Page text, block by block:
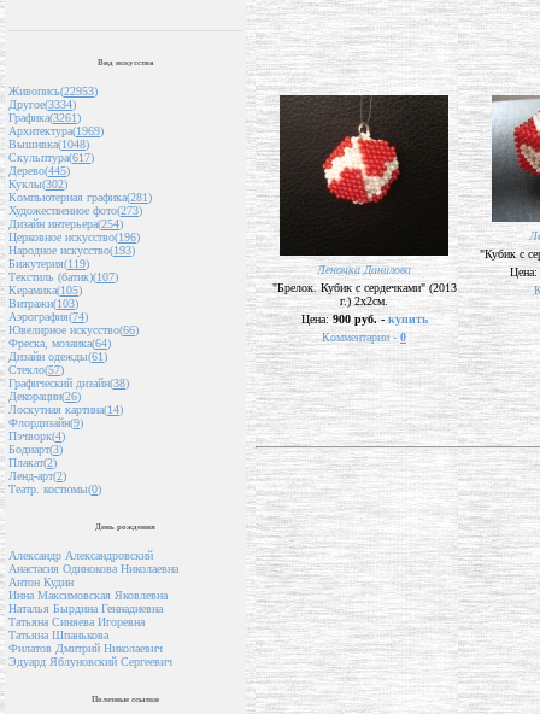
Вид искусства
Живопись(22953)
Другое(3334)
Графика(3261)
Архитектура(1969)
Вышивка(1048)
Скульптура(617)
Дерево(445)
Куклы(302)
Компьютерная графика(281)
Художественное фото(273)
Дизайн интерьера(254)
Церковное искусство(196)
Народное искусство(193)
Бижутерия(119)
Текстиль (батик)(107)
Керамика(105)
Витражи(103)
Аэрография(74)
Ювелирное искусство(66)
Фреска, мозаика(64)
Дизайн одежды(61)
Стекло(57)
Графический дизайн(38)
Декорации(26)
Лоскутная картина(14)
Флордизайн(9)
Пэчворк(4)
Бодиарт(3)
Плакат(2)
Ленд-арт(2)
Театр. костюмы(0)
День рождения
Александр Александровский
Анастасия Одинокова Николаевна
Антон Кудин
Инна Максимовская Яковлевна
Наталья Бырдина Геннадиевна
Татьяна Синяева Игоревна
Татьяна Шпанькова
Филатов Дмитрий Николаевич
Эдуард Яблуновский Сергеевич
Полезные ссылки
Леночка Данилова
"Брелок. Кубик с сердечками" (2013
г.) 2х2см.
Цена:900 руб. - купить
Комментарии - 0
"Кубик с
Цена: